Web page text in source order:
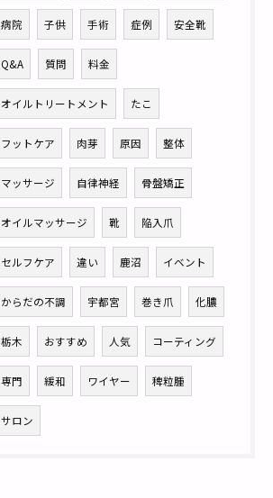
病院 子供 手術 症例 安全靴
Q&A 質問 料金
オイルトリートメント たこ
フットケア 肉芽 原因 整体
マッサージ 自律神経 骨盤矯正
オイルマッサージ 靴 陥入爪
セルフケア 違い 鹿沼 イベント
からだの不調 宇都宮 巻き爪 化膿
栃木 おすすめ 人気 コーティング
専門 緩和 ワイヤー 稗粒腫
サロン